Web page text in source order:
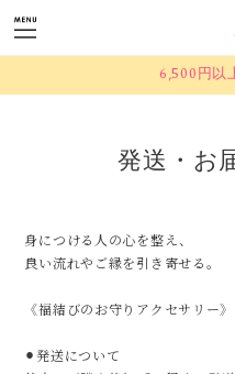
6,500円以
発送・お
身につける人の心を整え、
良い流れやご縁を引き寄せる。
《福結びのお守りアクセサリー》
⚫︎発送について